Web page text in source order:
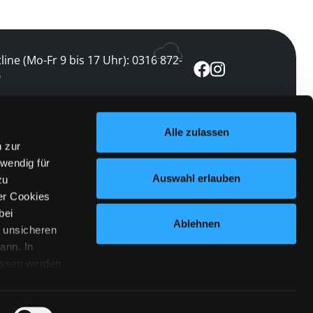
zur
für
Cookies
unsicheren
In
werden.
Alle zulassen
Auswahl erlauben
Ablehnen
(Mo-Fr 9 bis 17 Uhr): 0316 872-
abonnieren
keine Veranstaltung verpassen
abonnieren